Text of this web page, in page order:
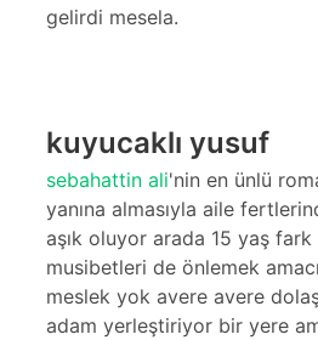
gelirdi mesela.
kuyucaklı yusuf
sebahattin ali'nin en ünlü
yanına almasıyla aile
aşık oluyor arada 15 yaş fark
musibetleri de önlemek
meslek yok avere avere
adam yerleştiriyor bir yere